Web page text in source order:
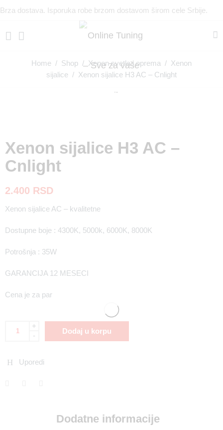
Brza dostava. Isporuka robe brzom dostavom širom cele Srbije.
Home / Shop / Xenon svetla i oprema / Xenon
sijalice / Xenon sijalice H3 AC – Cnlight
Xenon sijalice H3 AC –
Cnlight
2.400 RSD
Xenon sijalice AC – kvalitetne
Dostupne boje : 4300K, 5000k, 6000K, 8000K
Potrošnja : 35W
GARANCIJA 12 MESECI
Cena je za par
+
-
Dodaj u korpu
Uporedi
Dodatne informacije